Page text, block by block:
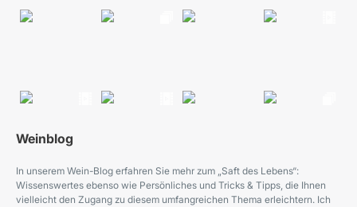
Weinblog
In unserem Wein-Blog erfahren Sie mehr zum „Saft des Lebens“:
Wissenswertes ebenso wie Persönliches und Tricks & Tipps, die Ihnen
vielleicht den Zugang zu diesem umfangreichen Thema erleichtern. Ich